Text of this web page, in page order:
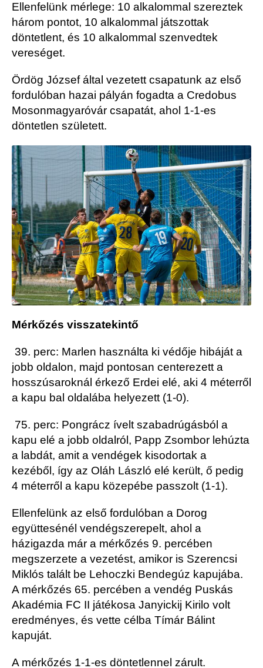
Ellenfelünk mérlege: 10 alkalommal szereztek
három pontot, 10 alkalommal játszottak
döntetlent, és 10 alkalommal szenvedtek
vereséget.
Ördög József által vezetett csapatunk az első
fordulóban hazai pályán fogadta a Credobus
Mosonmagyaróvár csapatát, ahol 1-1-es
döntetlen született.
Mérkőzés visszatekintő
39. perc: Marlen használta ki védője hibáját a
jobb oldalon, majd pontosan centerezett a
hosszúsaroknál érkező Erdei elé, aki 4 méterről
a kapu bal oldalába helyezett (1-0).
75. perc: Pongrácz ívelt szabadrúgásból a
kapu elé a jobb oldalról, Papp Zsombor lehúzta
a labdát, amit a vendégek kisodortak a
kezéből, így az Oláh László elé került, ő pedig
4 méterről a kapu közepébe passzolt (1-1).
Ellenfelünk az első fordulóban a Dorog
együttesénél vendégszerepelt, ahol a
házigazda már a mérkőzés 9. percében
megszerzete a vezetést, amikor is Szerencsi
Miklós talált be Lehoczki Bendegúz kapujába.
A mérkőzés 65. percében a vendég Puskás
Akadémia FC II játékosa Janyickij Kirilo volt
eredményes, és vette célba Tímár Bálint
kapuját.
A mérkőzés 1-1-es döntetlennel zárult.